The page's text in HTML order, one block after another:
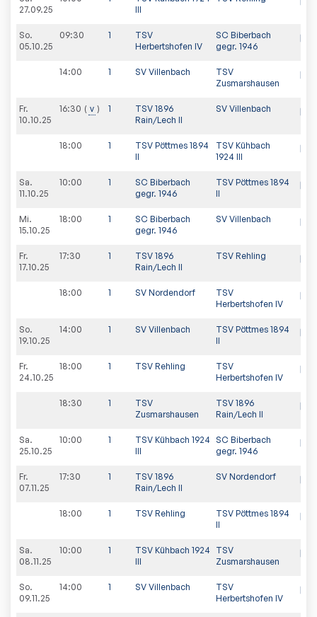
27.09.25
III
So.
05.10.25
09:30 1
TSV
Herbertshofen IV
SC Biberbach
gegr. 1946
14:00 1 SV Villenbach
TSV
Zusmarshausen
Fr.
10.10.25
16:30 v 1
TSV 1896
Rain/Lech II
SV Villenbach
18:00 1
TSV Pöttmes 1894
II
TSV Kühbach
1924 III
Sa.
11.10.25
10:00 1
SC Biberbach
gegr. 1946
TSV Pöttmes 1894
II
Mi.
15.10.25
18:00 1
SC Biberbach
gegr. 1946
SV Villenbach
Fr.
17.10.25
17:30 1
TSV 1896
Rain/Lech II
TSV Rehling
18:00 1 SV Nordendorf
TSV
Herbertshofen IV
So.
19.10.25
14:00 1 SV Villenbach
TSV Pöttmes 1894
II
Fr.
24.10.25
18:00 1 TSV Rehling
TSV
Herbertshofen IV
18:30 1
TSV
Zusmarshausen
TSV 1896
Rain/Lech II
Sa.
25.10.25
10:00 1
TSV Kühbach 1924
III
SC Biberbach
gegr. 1946
Fr.
07.11.25
17:30 1
TSV 1896
Rain/Lech II
SV Nordendorf
18:00 1 TSV Rehling
TSV Pöttmes 1894
II
Sa.
08.11.25
10:00 1
TSV Kühbach 1924
III
TSV
Zusmarshausen
So.
09.11.25
14:00 1 SV Villenbach
TSV
Herbertshofen IV